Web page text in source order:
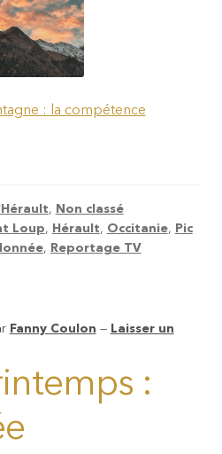
: la compétence
, Non classé
Loup, Hérault, Occitanie, Pic
, Reportage TV
Fanny Coulon — Laisser un
: